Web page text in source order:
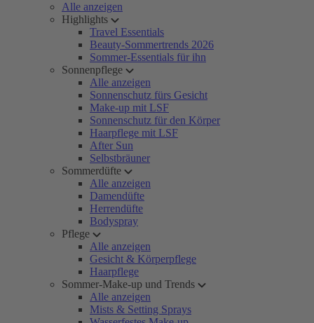
Alle anzeigen
Highlights
Travel Essentials
Beauty-Sommertrends 2026
Sommer-Essentials für ihn
Sonnenpflege
Alle anzeigen
Sonnenschutz fürs Gesicht
Make-up mit LSF
Sonnenschutz für den Körper
Haarpflege mit LSF
After Sun
Selbstbräuner
Sommerdüfte
Alle anzeigen
Damendüfte
Herrendüfte
Bodyspray
Pflege
Alle anzeigen
Gesicht & Körperpflege
Haarpflege
Sommer-Make-up und Trends
Alle anzeigen
Mists & Setting Sprays